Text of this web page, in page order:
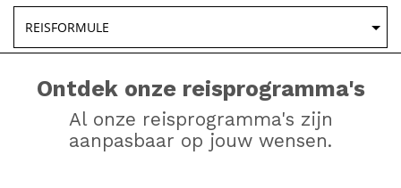
Ontdek onze reisprogramma's
Al onze reisprogramma's zijn
aanpasbaar op jouw wensen.